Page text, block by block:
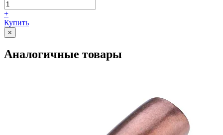
+
Купить
×
Аналогичные товары